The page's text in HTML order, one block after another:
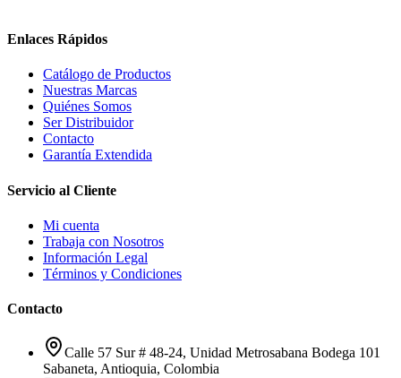
Enlaces Rápidos
Catálogo de Productos
Nuestras Marcas
Quiénes Somos
Ser Distribuidor
Contacto
Garantía Extendida
Servicio al Cliente
Mi cuenta
Trabaja con Nosotros
Información Legal
Términos y Condiciones
Contacto
Calle 57 Sur # 48-24, Unidad Metrosabana Bodega 101
Sabaneta, Antioquia, Colombia